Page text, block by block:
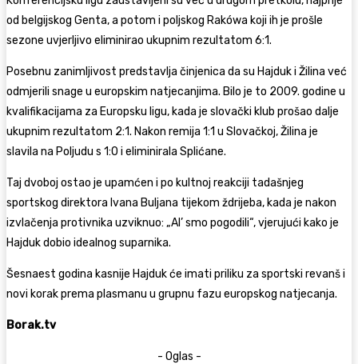
od belgijskog Genta, a potom i poljskog Rakówa koji ih je prošle
sezone uvjerljivo eliminirao ukupnim rezultatom 6:1.
Posebnu zanimljivost predstavlja činjenica da su Hajduk i Žilina već
odmjerili snage u europskim natjecanjima. Bilo je to 2009. godine u
kvalifikacijama za Europsku ligu, kada je slovački klub prošao dalje
ukupnim rezultatom 2:1. Nakon remija 1:1 u Slovačkoj, Žilina je
slavila na Poljudu s 1:0 i eliminirala Splićane.
Taj dvoboj ostao je upamćen i po kultnoj reakciji tadašnjeg
sportskog direktora Ivana Buljana tijekom ždrijeba, kada je nakon
izvlačenja protivnika uzviknuo: „Al’ smo pogodili“, vjerujući kako je
Hajduk dobio idealnog suparnika.
Šesnaest godina kasnije Hajduk će imati priliku za sportski revanš i
novi korak prema plasmanu u grupnu fazu europskog natjecanja.
Borak.tv
- Oglas -